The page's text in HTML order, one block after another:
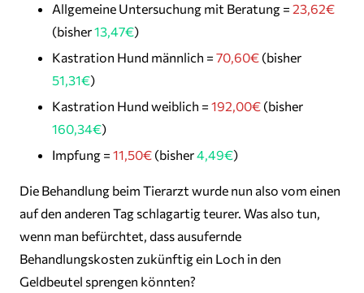
Allgemeine Untersuchung mit Beratung = 23,62€
(bisher13,47€)
Kastration Hund männlich = 70,60€ (bisher
51,31€)
Kastration Hund weiblich = 192,00€ (bisher
160,34€)
Impfung = 11,50€ (bisher4,49€)
Die Behandlung beim Tierarzt wurde nun also vom einen
auf den anderen Tag schlagartig teurer. Was also tun,
wenn man befürchtet, dass ausufernde
Behandlungskosten zukünftig ein Loch in den
Geldbeutel sprengen könnten?